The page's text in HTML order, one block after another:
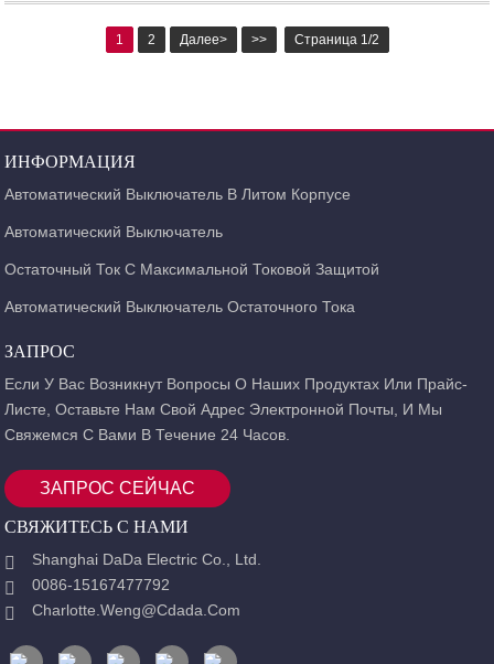
1 2 Далее> >> Страница 1/2
ИНФОРМАЦИЯ
Автоматический Выключатель В Литом Корпусе
Автоматический Выключатель
Остаточный Ток С Максимальной Токовой Защитой
Автоматический Выключатель Остаточного Тока
ЗАПРОС
Если У Вас Возникнут Вопросы О Наших Продуктах Или Прайс-
Листе, Оставьте Нам Свой Адрес Электронной Почты, И Мы
Свяжемся С Вами В Течение 24 Часов.
ЗАПРОС СЕЙЧАС
СВЯЖИТЕСЬ С НАМИ
Shanghai DaDa Electric Co., Ltd.
0086-15167477792
Charlotte.weng@cdada.com